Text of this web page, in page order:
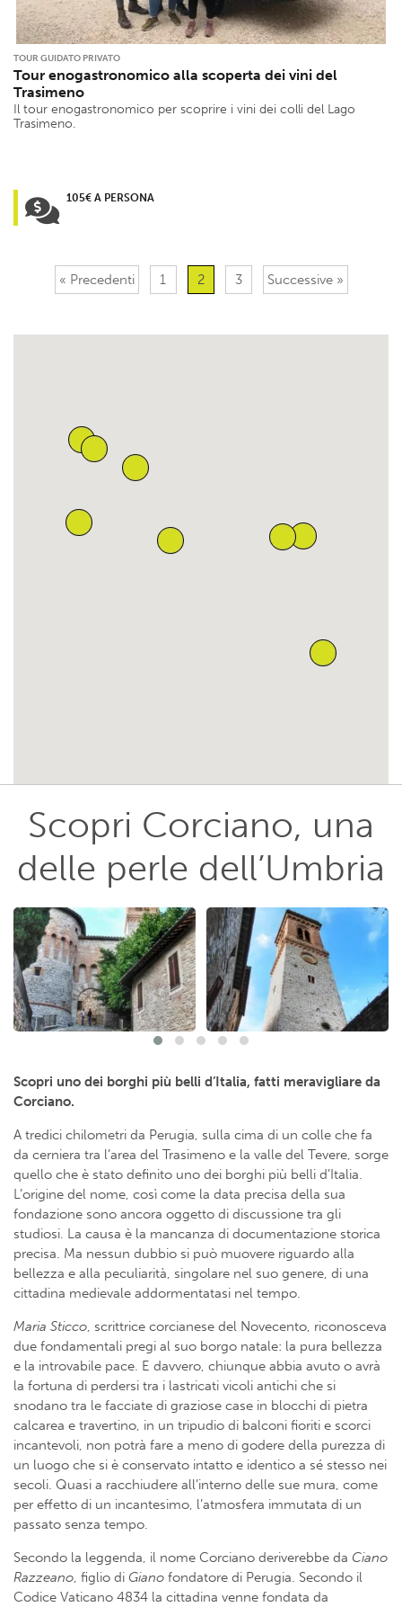
TOUR GUIDATO PRIVATO
Tour enogastronomico alla scoperta dei vini del
Trasimeno
Il tour enogastronomico per scoprire i vini dei colli del Lago
Trasimeno.
105€ A PERSONA
« Precedenti 1 2 3 Successive »
Scopri Corciano, una
delle perle dell’Umbria
Scopri uno dei borghi più belli d’Italia, fatti meravigliare da
Corciano.
A tredici chilometri da Perugia, sulla cima di un colle che fa
da cerniera tra l’area del Trasimeno e la valle del Tevere, sorge
quello che è stato definito uno dei borghi più belli d’Italia.
L’origine del nome, così come la data precisa della sua
fondazione sono ancora oggetto di discussione tra gli
studiosi. La causa è la mancanza di documentazione storica
precisa. Ma nessun dubbio si può muovere riguardo alla
bellezza e alla peculiarità, singolare nel suo genere, di una
cittadina medievale addormentatasi nel tempo.
Maria Sticco, scrittrice corcianese del Novecento, riconosceva
due fondamentali pregi al suo borgo natale: la pura bellezza
e la introvabile pace. E davvero, chiunque abbia avuto o avrà
la fortuna di perdersi tra i lastricati vicoli antichi che si
snodano tra le facciate di graziose case in blocchi di pietra
calcarea e travertino, in un tripudio di balconi fioriti e scorci
incantevoli, non potrà fare a meno di godere della purezza di
un luogo che si è conservato intatto e identico a sé stesso nei
secoli. Quasi a racchiudere all’interno delle sue mura, come
per effetto di un incantesimo, l’atmosfera immutata di un
passato senza tempo.
Secondo la leggenda, il nome Corciano deriverebbe da Ciano
Razzeano, figlio di Giano fondatore di Perugia. Secondo il
Codice Vaticano 4834 la cittadina venne fondata da